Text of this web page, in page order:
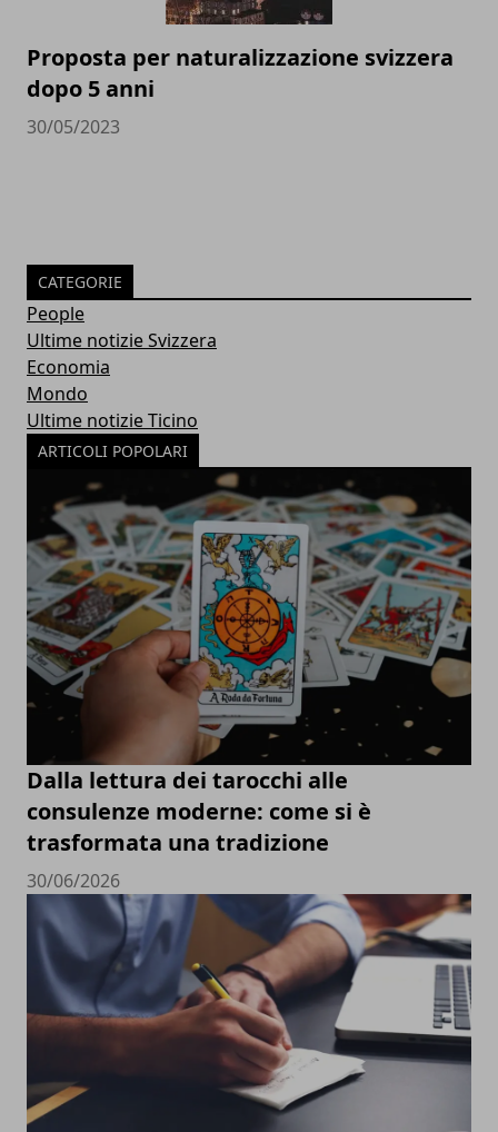
Proposta per naturalizzazione svizzera
dopo 5 anni
30/05/2023
CATEGORIE
People
Ultime notizie Svizzera
Economia
Mondo
Ultime notizie Ticino
ARTICOLI POPOLARI
Dalla lettura dei tarocchi alle
consulenze moderne: come si è
trasformata una tradizione
30/06/2026